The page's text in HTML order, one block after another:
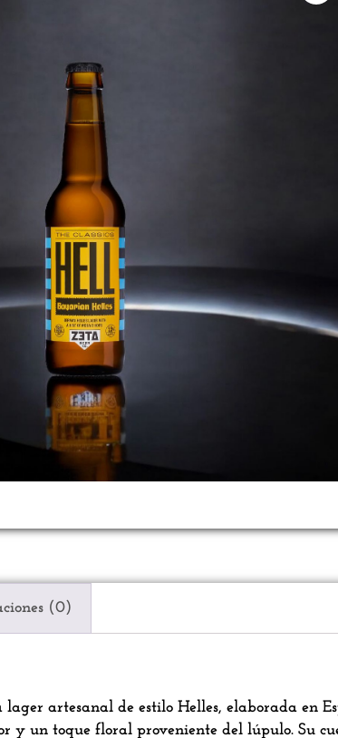
(0)
artesanal de estilo Helles, elaborada en
y un toque floral proveniente del lúpulo. Su